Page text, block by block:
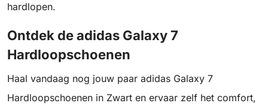
hardlopen.
Ontdek de adidas Galaxy 7
Hardloopschoenen
Haal vandaag nog jouw paar adidas Galaxy 7
Hardloopschoenen in Zwart en ervaar zelf het comfort,